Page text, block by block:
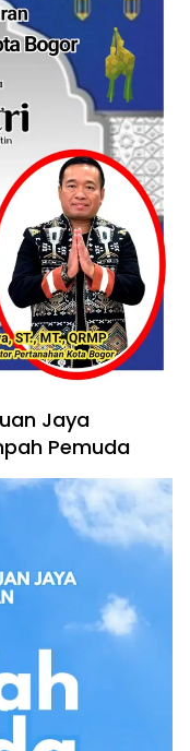
Jaya
Pemuda